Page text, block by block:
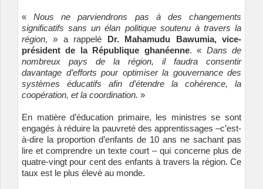
«Nous ne parviendrons pas à des changements
significatifs sans un élan politique soutenu à travers la
région, » a rappelé Dr. Mahamudu Bawumia, vice-
président de la République ghanéenne. « Dans de
nombreux pays de la région, il faudra consentir
davantage d’efforts pour optimiser la gouvernance des
systèmes éducatifs afin d’étendre la cohérence, la
coopération, et la coordination. »
En matière d’éducation primaire, les ministres se sont
engagés à réduire la pauvreté des apprentissages –c’est-
à-dire la proportion d’enfants de 10 ans ne sachant pas
lire et comprendre un texte court – qui concerne plus de
quatre-vingt pour cent des enfants à travers la région. Ce
taux est le plus élevé au monde.